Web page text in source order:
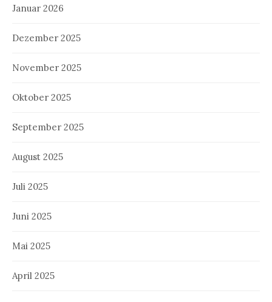
Januar 2026
Dezember 2025
November 2025
Oktober 2025
September 2025
August 2025
Juli 2025
Juni 2025
Mai 2025
April 2025